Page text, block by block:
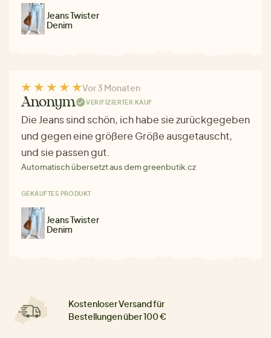
Jeans Twister
Denim
Vor 3 Monaten
Anonym VERIFIZIERTER KAUF
Die Jeans sind schön, ich habe sie zurückgegeben
und gegen eine größere Größe ausgetauscht,
und sie passen gut.
Automatisch übersetzt aus dem greenbutik.cz
GEKAUFTES PRODUKT
Jeans Twister
Denim
Kostenloser Versand für
Bestellungen über 100 €